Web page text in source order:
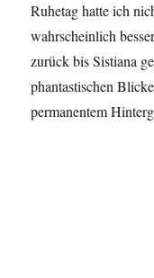
Ruhetag hatte ich
wahrscheinlich
zurück bis Sistiana
phantastischen
permanentem